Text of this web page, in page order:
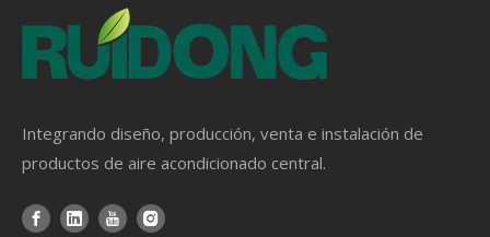
Integrando diseño, producción, venta e instalación de
productos de aire acondicionado central.